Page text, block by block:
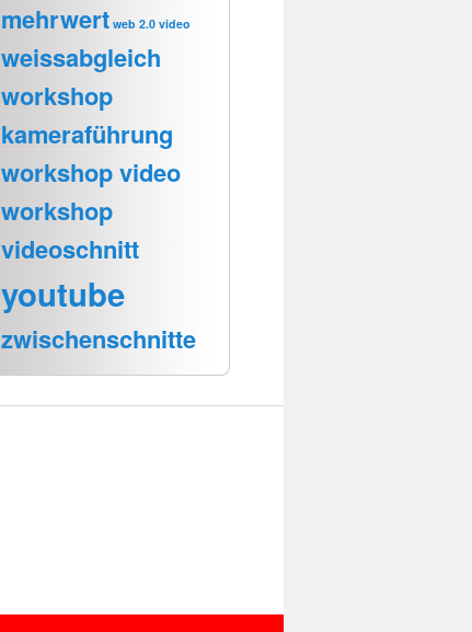
mehrwert web 2.0 video
weissabgleich
workshop
kameraführung
workshop video
workshop
videoschnitt
youtube
zwischenschnitte